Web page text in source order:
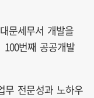
문세무서 개발을
번째 공공개발
무 전문성과 노하우